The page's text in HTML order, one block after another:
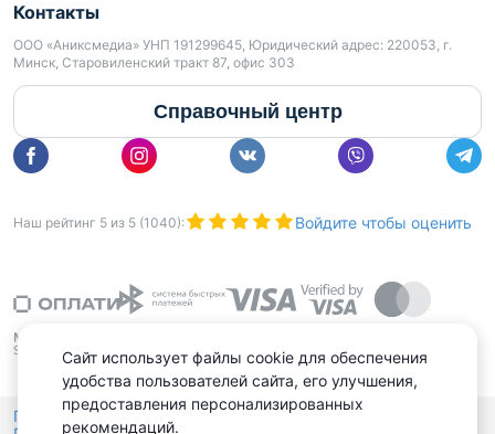
Контакты
ООО «Аниксмедиа» УНП 191299645, Юридический адрес: 220053, г.
Минск, Старовиленский тракт 87, офис 303
Справочный центр
Наш рейтинг 5 из 5 (1040): Войдите чтобы оценить
Политика конфиденциальности,
Сайт использует файлы cookie для обеспечения
удобства пользователей сайта, его улучшения,
предоставления персонализированных
рекомендаций.